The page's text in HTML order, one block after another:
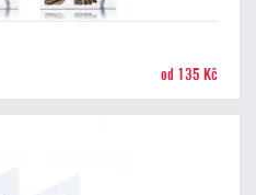
od 135 Kč